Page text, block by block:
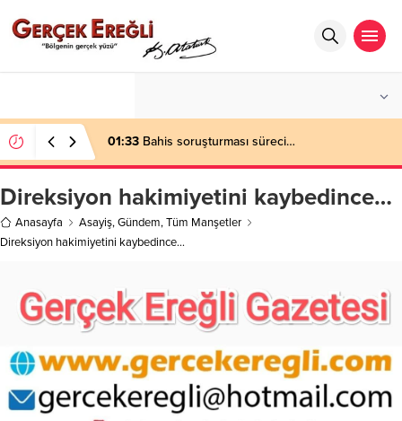
01:33 Bahis soruşturması süreci…
Direksiyon hakimiyetini kaybedince…
Anasayfa Asayiş,Gündem,Tüm Manşetler
Direksiyon hakimiyetini kaybedince…